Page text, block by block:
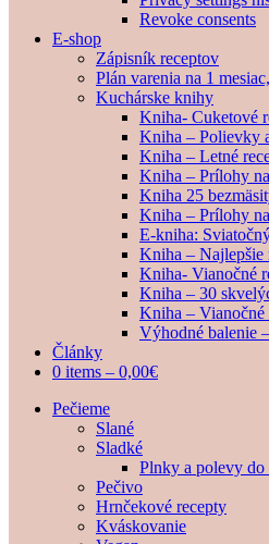
Revoke consents
E-shop
Zápisník receptov
Plán varenia na 1
Kuchárske knihy
Kniha- Cuketové
Kniha – Polievky
Kniha – Letné
Kniha – Prílohy
Kniha 25
Kniha – Prílohy
E-kniha:
Kniha – Najlepšie
Kniha- Vianočné
Kniha – 30
Kniha – Vianočné
Výhodné balenie
Články
0 items – 0,00€
Pečieme
Slané
Sladké
Plnky a polevy do
Pečivo
Hrnčekové recepty
Kváskovanie